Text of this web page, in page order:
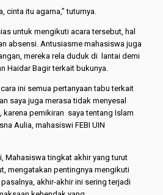
cinta itu agama,” tuturnya.
untuk mengikuti acara tersebut, hal
absensi. Antusiasme mahasiswa juga
mereka rela duduk di lantai demi
Haidar Bagir terkait bukunya.
ini semua pertanyaan tabu terkait
saya juga merasa tidak menyesal
karena pemikiran saya tentang Islam
Aulia, mahasiswi FEBI UIN
Mahasiswa tingkat akhir yang turut
mengatakan pentingnya mengikuti
akhir-akhir ini sering terjadi